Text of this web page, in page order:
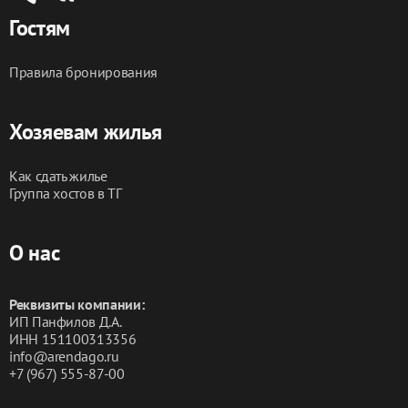
Гостям
Правила бронирования
Хозяевам жилья
Как сдать жилье
Группа хостов в ТГ
О нас
Реквизиты компании:
ИП Панфилов Д.А.
ИНН 151100313356
info@arendago.ru
+7 (967) 555-87-00